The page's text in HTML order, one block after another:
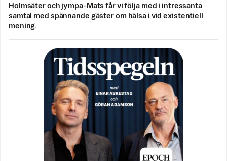
Holmsäter och jympa-Mats får vi följa med i intressanta
samtal med spännande gäster om hälsa i vid existentiell
mening.